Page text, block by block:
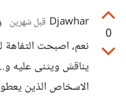
0
Djawhar قبل شهرين
نعم، اصبحت التفاهة
يناقش ويثنى عليه
الاسخاص الذين